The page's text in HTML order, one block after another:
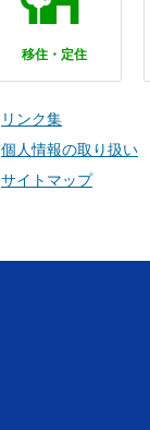
移住・定住
リンク集
個人情報の取り扱い
サイトマップ